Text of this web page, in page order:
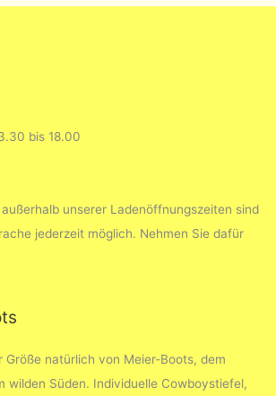
bis 18.00
außerhalb unserer Ladenöffnungszeiten sind
jederzeit möglich. Nehmen Sie dafür
Größe natürlich von Meier-Boots, dem
wilden Süden. Individuelle Cowboystiefel,